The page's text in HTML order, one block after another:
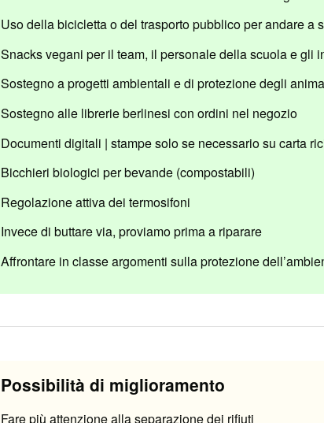
Uso della bicicletta o del trasporto pubblico per andare a
Snacks vegani per il team, il personale della scuola e gli
Sostegno a progetti ambientali e di protezione degli
Sostegno alle librerie berlinesi con ordini nel negozio
Documenti digitali | stampe solo se necessario su carta
Bicchieri biologici per bevande (compostabili)
Regolazione attiva dei termosifoni
Invece di buttare via, proviamo prima a riparare
Affrontare in classe argomenti sulla protezione
Possibilità di miglioramento
Fare più attenzione alla separazione dei rifiuti